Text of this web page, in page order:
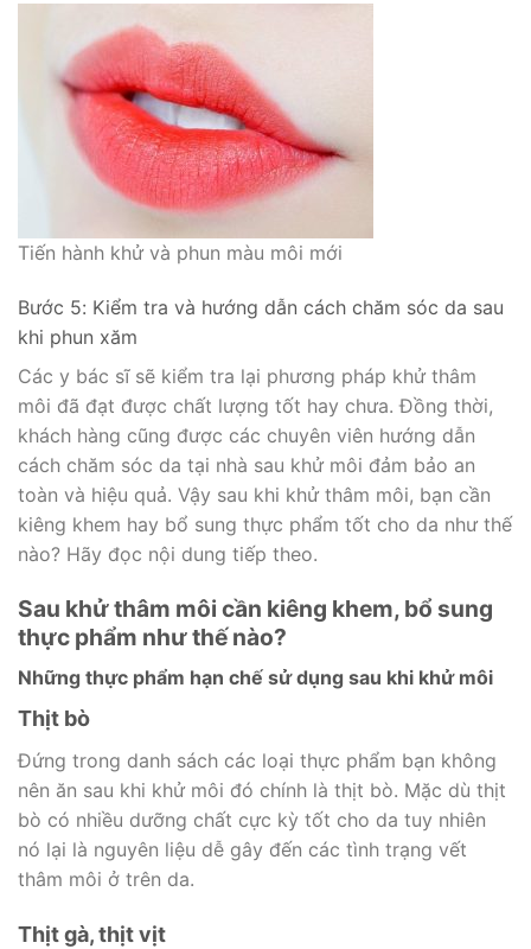
Tiến hành khử và phun màu môi mới
Bước 5: Kiểm tra và hướng dẫn cách chăm sóc da sau
khi phun xăm
Các y bác sĩ sẽ kiểm tra lại phương pháp khử thâm
môi đã đạt được chất lượng tốt hay chưa. Đồng thời,
khách hàng cũng được các chuyên viên hướng dẫn
cách chăm sóc da tại nhà sau khử môi đảm bảo an
toàn và hiệu quả. Vậy sau khi khử thâm môi, bạn cần
kiêng khem hay bổ sung thực phẩm tốt cho da như thế
nào? Hãy đọc nội dung tiếp theo.
Sau khử thâm môi cần kiêng khem, bổ sung
thực phẩm như thế nào?
Những thực phẩm hạn chế sử dụng sau khi khử môi
Thịt bò
Đứng trong danh sách các loại thực phẩm bạn không
nên ăn sau khi khử môi đó chính là thịt bò. Mặc dù thịt
bò có nhiều dưỡng chất cực kỳ tốt cho da tuy nhiên
nó lại là nguyên liệu dễ gây đến các tình trạng vết
thâm môi ở trên da.
Thịt gà, thịt vịt